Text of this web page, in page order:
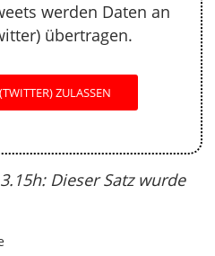
werden Daten an
übertragen.
ZULASSEN
Dieser Satz wurde